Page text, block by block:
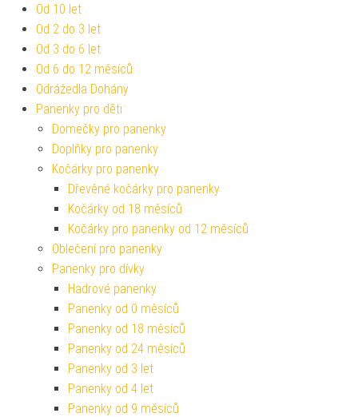
Od 10 let
Od 2 do 3 let
Od 3 do 6 let
Od 6 do 12 měsíců
Odrážedla Dohány
Panenky pro děti
Domečky pro panenky
Doplňky pro panenky
Kočárky pro panenky
Dřevěné kočárky pro panenky
Kočárky od 18 měsíců
Kočárky pro panenky od 12 měsíců
Oblečení pro panenky
Panenky pro dívky
Hadrové panenky
Panenky od 0 měsíců
Panenky od 18 měsíců
Panenky od 24 měsíců
Panenky od 3 let
Panenky od 4 let
Panenky od 9 měsíců